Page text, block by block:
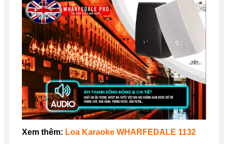
Xem thêm: Loa Karaoke WHARFEDALE 1132